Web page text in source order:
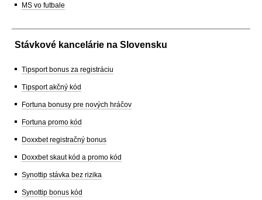
MS vo futbale
Stávkové kancelárie na Slovensku
Tipsport bonus za registráciu
Tipsport akčný kód
Fortuna bonusy pre nových hráčov
Fortuna promo kód
Doxxbet registračný bonus
Doxxbet skaut kód a promo kód
Synottip stávka bez rizika
Synottip bonus kód